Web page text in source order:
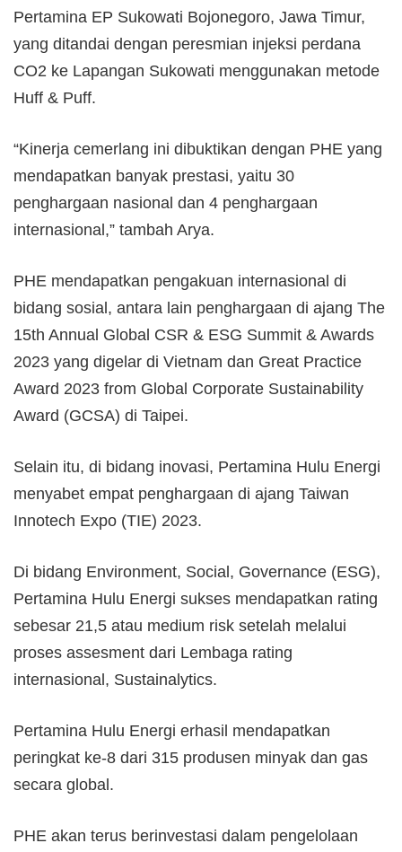
Pertamina EP Sukowati Bojonegoro, Jawa Timur,
yang ditandai dengan peresmian injeksi perdana
CO2 ke Lapangan Sukowati menggunakan metode
Huff & Puff.
“Kinerja cemerlang ini dibuktikan dengan PHE yang
mendapatkan banyak prestasi, yaitu 30
penghargaan nasional dan 4 penghargaan
internasional,” tambah Arya.
PHE mendapatkan pengakuan internasional di
bidang sosial, antara lain penghargaan di ajang The
15th Annual Global CSR & ESG Summit & Awards
2023 yang digelar di Vietnam dan Great Practice
Award 2023 from Global Corporate Sustainability
Award (GCSA) di Taipei.
Selain itu, di bidang inovasi, Pertamina Hulu Energi
menyabet empat penghargaan di ajang Taiwan
Innotech Expo (TIE) 2023.
Di bidang Environment, Social, Governance (ESG),
Pertamina Hulu Energi sukses mendapatkan rating
sebesar 21,5 atau medium risk setelah melalui
proses assesment dari Lembaga rating
internasional, Sustainalytics.
Pertamina Hulu Energi erhasil mendapatkan
peringkat ke-8 dari 315 produsen minyak dan gas
secara global.
PHE akan terus berinvestasi dalam pengelolaan